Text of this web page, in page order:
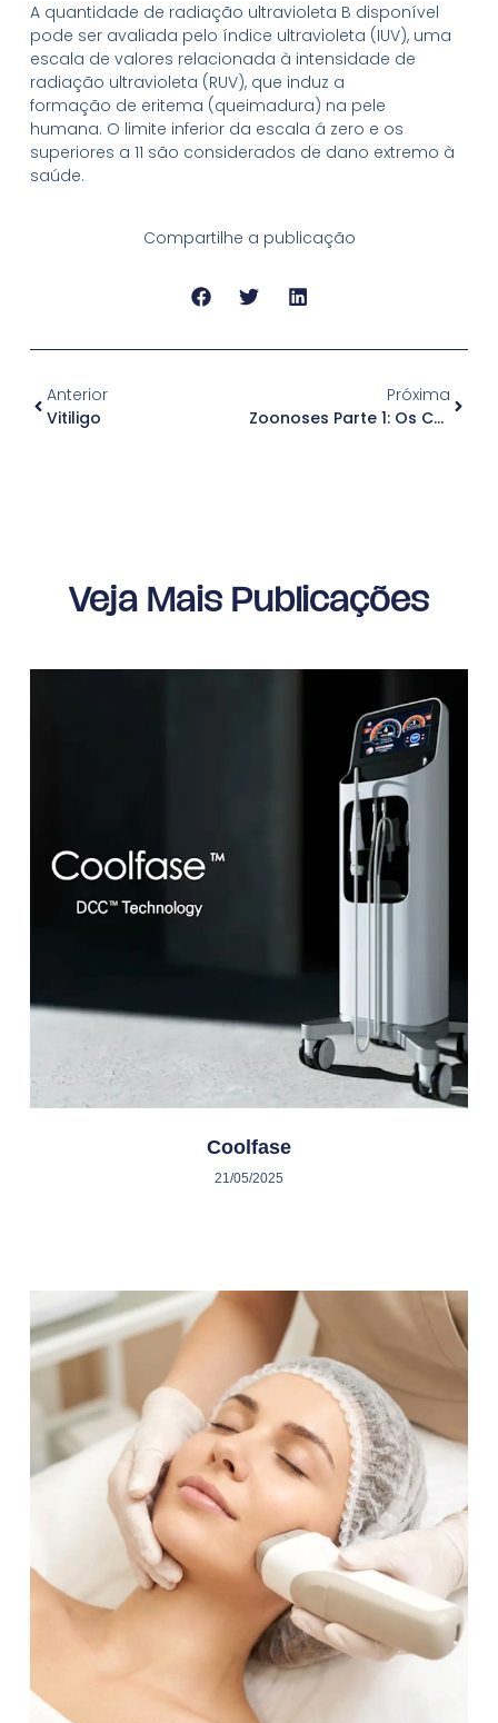
A quantidade de radiação ultravioleta B disponível
pode ser avaliada pelo índice ultravioleta (IUV), uma
escala de valores relacionada à intensidade de
radiação ultravioleta (RUV), que induz a
formação de eritema (queimadura) na pele
humana. O limite inferior da escala á zero e os
superiores a 11 são considerados de dano extremo à
saúde.
Compartilhe a publicação
Anterior
Vitiligo
Próxima
Zoonoses Parte 1: Os Cuidados Que Você Deve Ter Com Seu Pet Para Manter A Saúde Da Sua Pele!
Veja Mais Publicações
Coolfase
21/05/2025